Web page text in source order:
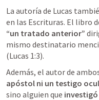
La autoría de Lucas
“un tratado anterior”
mismo destinatario
(Lucas 1:3).
Además, el autor de
apóstol ni un testigo
sino alguien que